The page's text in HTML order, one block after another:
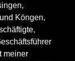
,
Köngen,
meiner